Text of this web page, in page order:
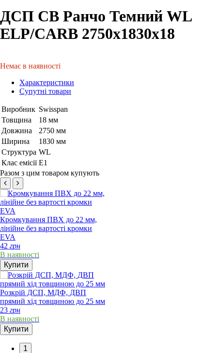
ДСП СВ Ранчо Темний WL
ELP/CARB 2750x1830x18
Немає в наявності
Характеристики
Супутні товари
Виробник Swisspan
Товщина
18 мм
Довжина
2750 мм
Ширина
1830 мм
Структура WL
Клас емісії Е1
Разом з цим товаром купують
Кромкування ПВХ до 22 мм,
лінійне без вартості кромки
EVA
42 грн
В наявності
Купити
Розкрій ДСП, МДФ, ДВП
прямий хід товщиною до 25 мм
23 грн
В наявності
Купити
1